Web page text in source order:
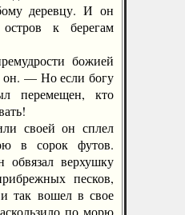
деревцу. И он
к берегам
божией
он. — Но если богу
перемещен, кто
своей он сплел
в сорок футов.
верхушку
песков,
так вошел в свое
по морю